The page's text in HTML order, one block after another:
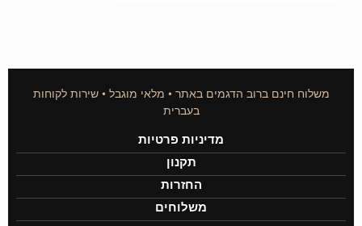
משלוח חינם ברוב הדגמים באתר • מלאי מוגבל • שירות לקוחות
בעברית
מדיניות פרטיות
תקנון
החזרות
משלוחים